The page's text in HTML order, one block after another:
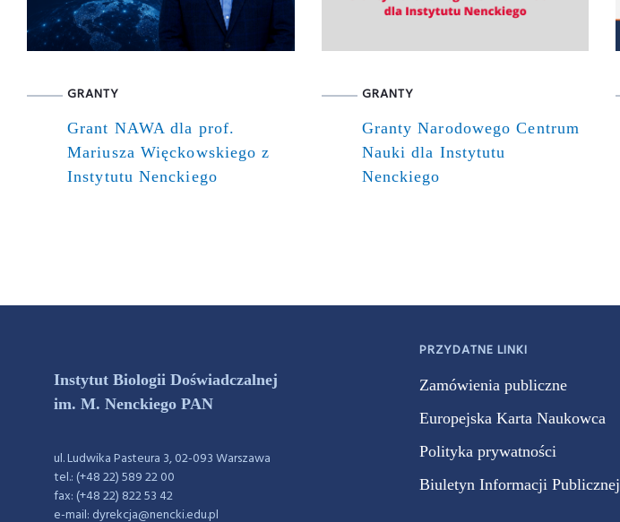
GRANTY
Grant NAWA dla prof.
Mariusza Więckowskiego z
Instytutu Nenckiego
GRANTY
Granty Narodowego Centrum
Nauki dla Instytutu
Nenckiego
Instytut Biologii Doświadczalnej
im. M. Nenckiego PAN
ul. Ludwika Pasteura 3, 02-093 Warszawa
tel.: (+48 22) 589 22 00
fax: (+48 22) 822 53 42
e-mail: dyrekcja@nencki.edu.pl
PRZYDATNE LINKI
Zamówienia publiczne
Europejska Karta Naukowca
Polityka prywatności
Biuletyn Informacji Publicznej